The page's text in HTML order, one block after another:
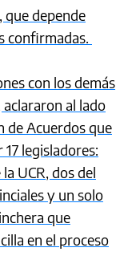
que depende
confirmadas.
con los demás
aclararon al lado
de Acuerdos que
legisladores:
UCR, dos del
y un solo
que
en el proceso